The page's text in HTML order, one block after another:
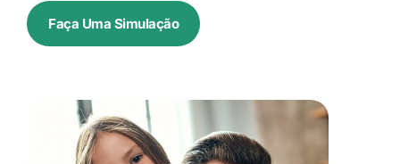
Faça Uma Simulação